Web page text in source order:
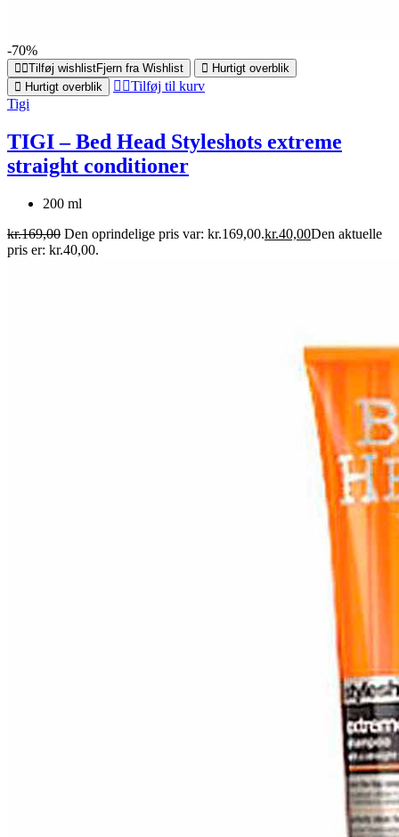
-70%
Tilføj wishlistFjern fra Wishlist
Hurtigt overblik
Hurtigt overblik
Tilføj til kurv
Tigi
TIGI – Bed Head Styleshots extreme
straight conditioner
200 ml
kr.169,00 Den oprindelige pris var: kr.169,00.kr.40,00Den aktuelle
pris er: kr.40,00.